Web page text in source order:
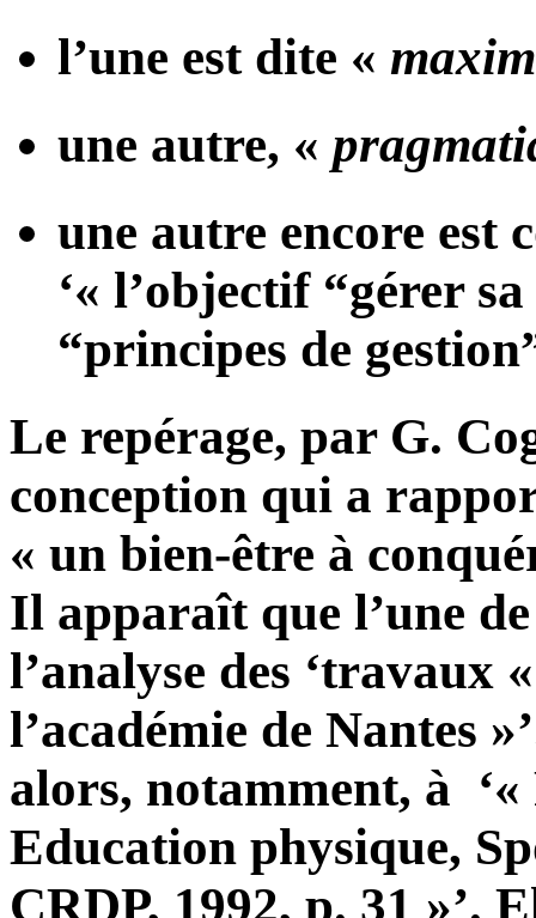
l’une est dite «
une autre, «
une autre encore est
‘« l’objectif “gérer
“principes de
Le repérage, par G.
conception qui a
« un bien-être à
Il apparaît que l’une
l’analyse des ‘travaux
l’académie de Nantes
alors, notamment, à
Education physique,
CRDP, 1992, p. 31 »’.